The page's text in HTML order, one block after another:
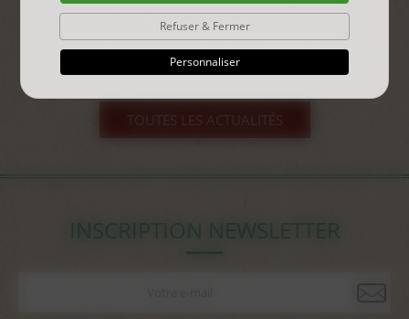
Refuser & Fermer
Personnaliser
INSCRIPTION NEWSLETTER